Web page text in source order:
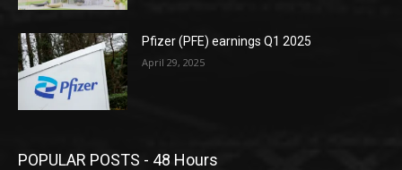
Pfizer (PFE) earnings Q1 2025
April 29, 2025
POPULAR POSTS - 48 Hours